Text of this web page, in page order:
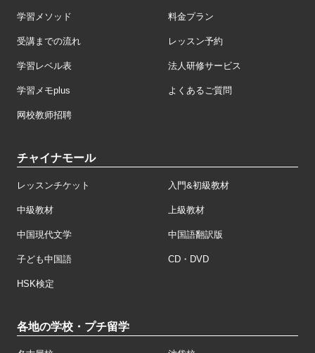
学習メソッド 料金プラン
受講までの流れ レッスン予約
学習レベル表 法人研修サービス
学習メモplus よくあるご質問
网校教师招聘
チャイナモール
レッスンチケット 入門&初級教材
中級教材 上級教材
中国現代文学 中国語翻訳版
子ども中国語 CD・DVD
HSK検定
各地の学校・プチ留学